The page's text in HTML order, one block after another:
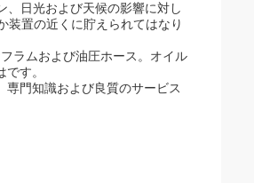
、日光および天候の影響に対し
装置の近くに貯えられてはなり
ラムおよび油圧ホース。オイル
す。
門知識および良質のサービス